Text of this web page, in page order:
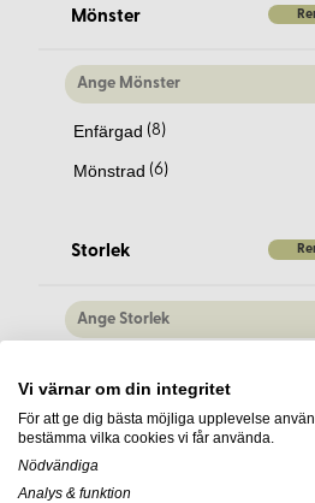
Gun metal (5)
(66)
Oblekt (1)
Rosa (40)
Rostfri (9)
Röd
Mönster
Enfärgad (8)
Mönstrad (6)
Storlek
30-40mm (12)
40-50mm
Vi värnar om din integritet
För att ge dig bästa möjliga upplevelse
bestämma vilka cookies vi får använda.
Nödvändiga
Analys & funktion